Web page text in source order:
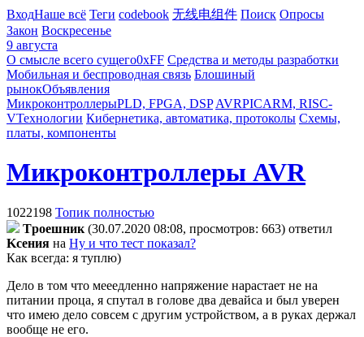
ВходНаше всё Теги codebook 无线电组件 Поиск Опросы
Закон Воскресенье
9 августа
О смысле всего сущего0xFF Средства и методы разработки
Мобильная и беспроводная связь Блошиный
рынокОбъявления
МикроконтроллерыPLD, FPGA, DSP AVRPICARM, RISC-
VТехнологии Кибернетика, автоматика, протоколы Схемы,
платы, компоненты
Микроконтроллеры AVR
1022198 Топик полностью
Tpoeшник (30.07.2020 08:08, просмотров: 663) ответил
Kceния на Ну и что тест показал?
Как всегда: я туплю)
Дело в том что мееедленно напряжение нарастает не на
питании проца, я спутал в голове два девайса и был уверен
что имею дело совсем с другим устройством, а в руках держал
вообще не его.